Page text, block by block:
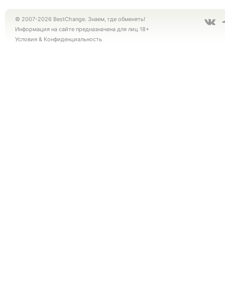
© 2007-2026 BestChange. Знаем, где обменять!
Информация на сайте предназначена для лиц 18+
Условия & Конфиденциальность